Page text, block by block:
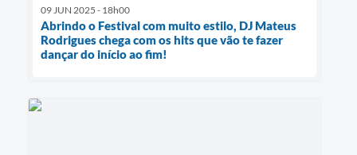
09 JUN 2025 - 18h00
Abrindo o Festival com muito estilo, DJ Mateus
Rodrigues chega com os hits que vão te fazer
dançar do início ao fim!